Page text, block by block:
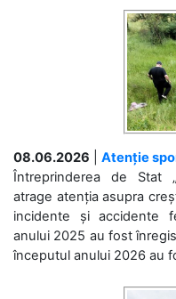
08.06.2026
Atenție
Întreprinderea de Stat
atrage atenția asupra
incidente și accidente
anului 2025 au fost
începutul anului 2026 au